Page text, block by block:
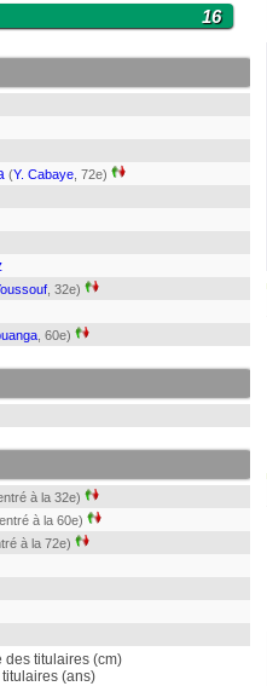
16
(Y. Cabaye , 72e)
, 32e)
, 60e)
à la 32e)
à la 60e)
à la 72e)
des titulaires (cm)
(ans)